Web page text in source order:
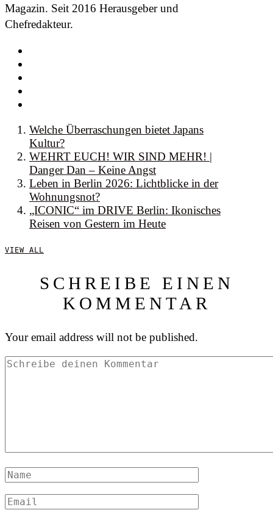
Magazin. Seit 2016 Herausgeber und
Chefredakteur.
Welche Überraschungen bietet Japans
Kultur?
WEHRT EUCH! WIR SIND MEHR! |
Danger Dan – Keine Angst
Leben in Berlin 2026: Lichtblicke in der
Wohnungsnot?
„ICONIC“ im DRIVE Berlin: Ikonisches
Reisen von Gestern im Heute
VIEW ALL
SCHREIBE EINEN
KOMMENTAR
Your email address will not be published.